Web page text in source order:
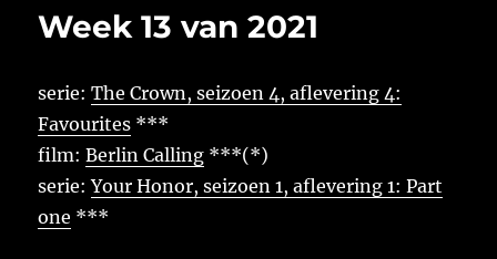
Week 13 van 2021
serie:The Crown, seizoen 4, aflevering 4:
Favourites ***
film:Berlin Calling ***(*)
serie:Your Honor, seizoen 1, aflevering 1: Part
one ***